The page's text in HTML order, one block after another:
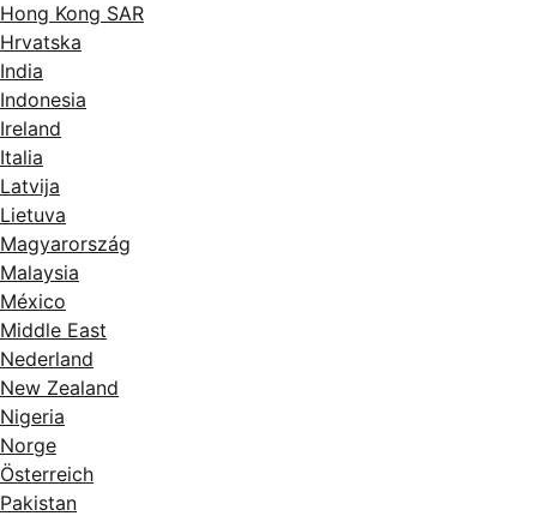
Hong Kong SAR
Hrvatska
India
Indonesia
Ireland
Italia
Latvija
Lietuva
Magyarország
Malaysia
México
Middle East
Nederland
New Zealand
Nigeria
Norge
Österreich
Pakistan